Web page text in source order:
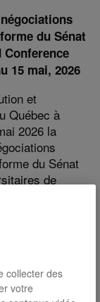
du Sénat
15 mai, 2026
et
Québec à
2026 la
du Sénat
de
d’appui à
de se
collecter des
votre